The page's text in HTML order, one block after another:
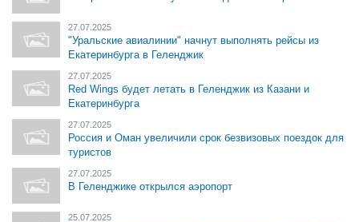
27.07.2025
"Уральские авиалинии" начнут выполнять рейсы из
Екатеринбурга в Геленджик
27.07.2025
Red Wings будет летать в Геленджик из Казани и
Екатеринбурга
27.07.2025
Россия и Оман увеличили срок безвизовых поездок для
туристов
27.07.2025
В Геленджике открылся аэропорт
25.07.2025